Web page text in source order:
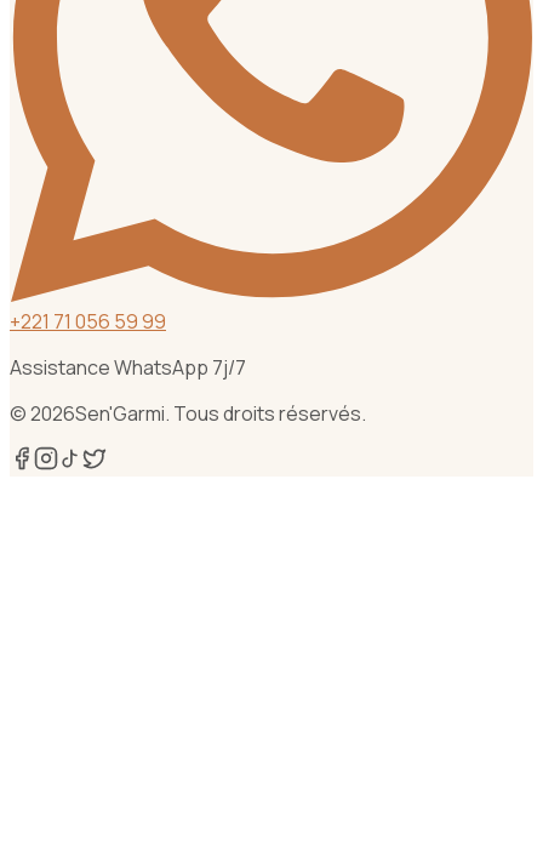
+221 71 056 59 99
Assistance WhatsApp 7j/7
©2026Sen'Garmi. Tous droits réservés.